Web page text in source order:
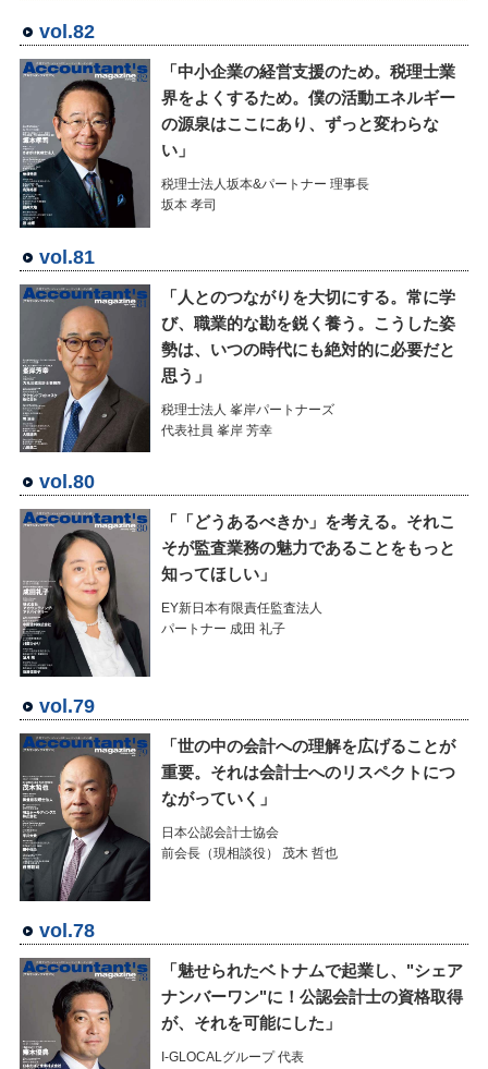
vol.82
「中小企業の経営支援のため。税理士業
界をよくするため。僕の活動エネルギー
の源泉はここにあり、ずっと変わらな
い」
税理士法人坂本&パートナー 理事長
坂本 孝司
vol.81
「人とのつながりを大切にする。常に学
び、職業的な勘を鋭く養う。こうした姿
勢は、いつの時代にも絶対的に必要だと
思う」
税理士法人 峯岸パートナーズ
代表社員 峯岸 芳幸
vol.80
「「どうあるべきか」を考える。それこ
そが監査業務の魅力であることをもっと
知ってほしい」
EY新日本有限責任監査法人
パートナー 成田 礼子
vol.79
「世の中の会計への理解を広げることが
重要。それは会計士へのリスペクトにつ
ながっていく」
日本公認会計士協会
前会長（現相談役） 茂木 哲也
vol.78
「魅せられたベトナムで起業し、"シェア
ナンバーワン"に！公認会計士の資格取得
が、それを可能にした」
I-GLOCALグループ 代表